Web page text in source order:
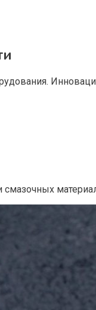
смазочных